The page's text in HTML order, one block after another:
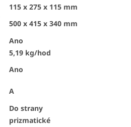
115 x 275 x 115 mm
500 x 415 x 340 mm
Ano
5,19 kg/hod
Ano
A
Do strany
prizmatické